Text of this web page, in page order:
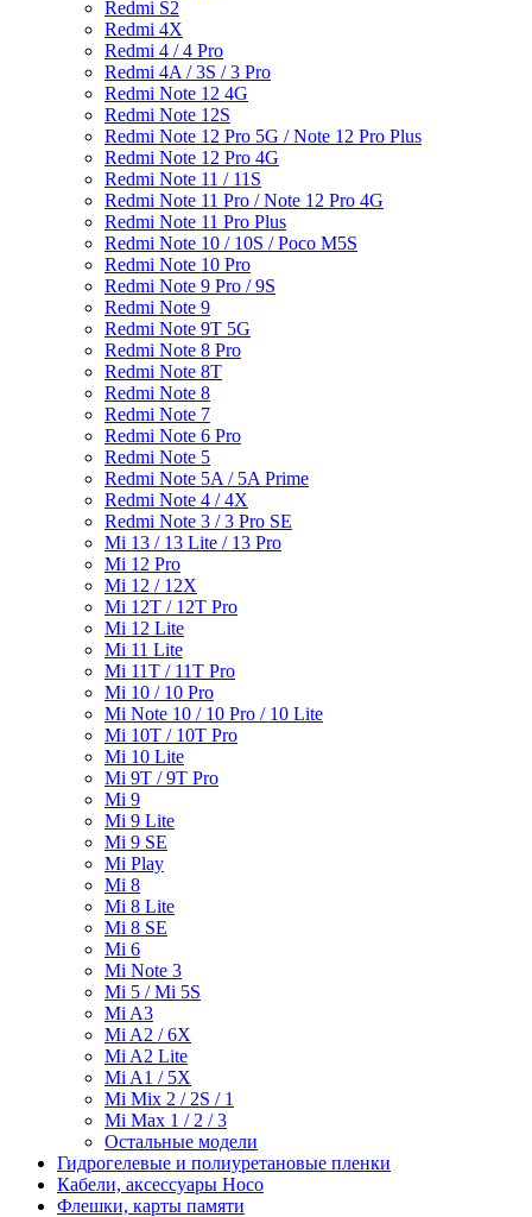
Redmi S2
Redmi 4X
Redmi 4 / 4 Pro
Redmi 4A / 3S / 3 Pro
Redmi Note 12 4G
Redmi Note 12S
Redmi Note 12 Pro 5G / Note 12 Pro Plus
Redmi Note 12 Pro 4G
Redmi Note 11 / 11S
Redmi Note 11 Pro / Note 12 Pro 4G
Redmi Note 11 Pro Plus
Redmi Note 10 / 10S / Poco M5S
Redmi Note 10 Pro
Redmi Note 9 Pro / 9S
Redmi Note 9
Redmi Note 9T 5G
Redmi Note 8 Pro
Redmi Note 8T
Redmi Note 8
Redmi Note 7
Redmi Note 6 Pro
Redmi Note 5
Redmi Note 5A / 5A Prime
Redmi Note 4 / 4X
Redmi Note 3 / 3 Pro SE
Mi 13 / 13 Lite / 13 Pro
Mi 12 Pro
Mi 12 / 12X
Mi 12T / 12T Pro
Mi 12 Lite
Mi 11 Lite
Mi 11T / 11T Pro
Mi 10 / 10 Pro
Mi Note 10 / 10 Pro / 10 Lite
Mi 10T / 10T Pro
Mi 10 Lite
Mi 9T / 9T Pro
Mi 9
Mi 9 Lite
Mi 9 SE
Mi Play
Mi 8
Mi 8 Lite
Mi 8 SE
Mi 6
Mi Note 3
Mi 5 / Mi 5S
Mi A3
Mi A2 / 6X
Mi A2 Lite
Mi A1 / 5X
Mi Mix 2 / 2S / 1
Mi Max 1 / 2 / 3
Остальные модели
Гидрогелевые и полиуретановые пленки
Кабели, аксессуары Hoco
Флешки, карты памяти